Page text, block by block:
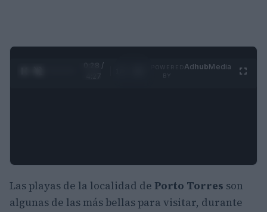
0:29 /
AdhubMedia
Las playas de la localidad de Porto Torres son
algunas de las más bellas para visitar, durante